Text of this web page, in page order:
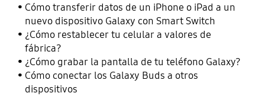
Cómo transferir datos de un iPhone o iPad a un
nuevo dispositivo Galaxy con Smart Switch
¿Cómo restablecer tu celular a valores de
fábrica?
¿Cómo grabar la pantalla de tu teléfono Galaxy?
Cómo conectar los Galaxy Buds a otros
dispositivos